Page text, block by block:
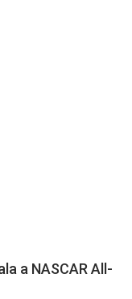
a NASCAR All-